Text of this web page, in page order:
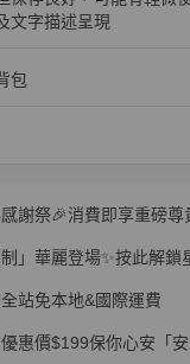
，歡迎隨時私訊洽詢！
售出後恕不接受退換貨
文字描述呈現
包
謝祭🎉消費即享重磅尊
」華麗登場✨按此解鎖
站免本地&國際運費
惠價$199保你心安「安